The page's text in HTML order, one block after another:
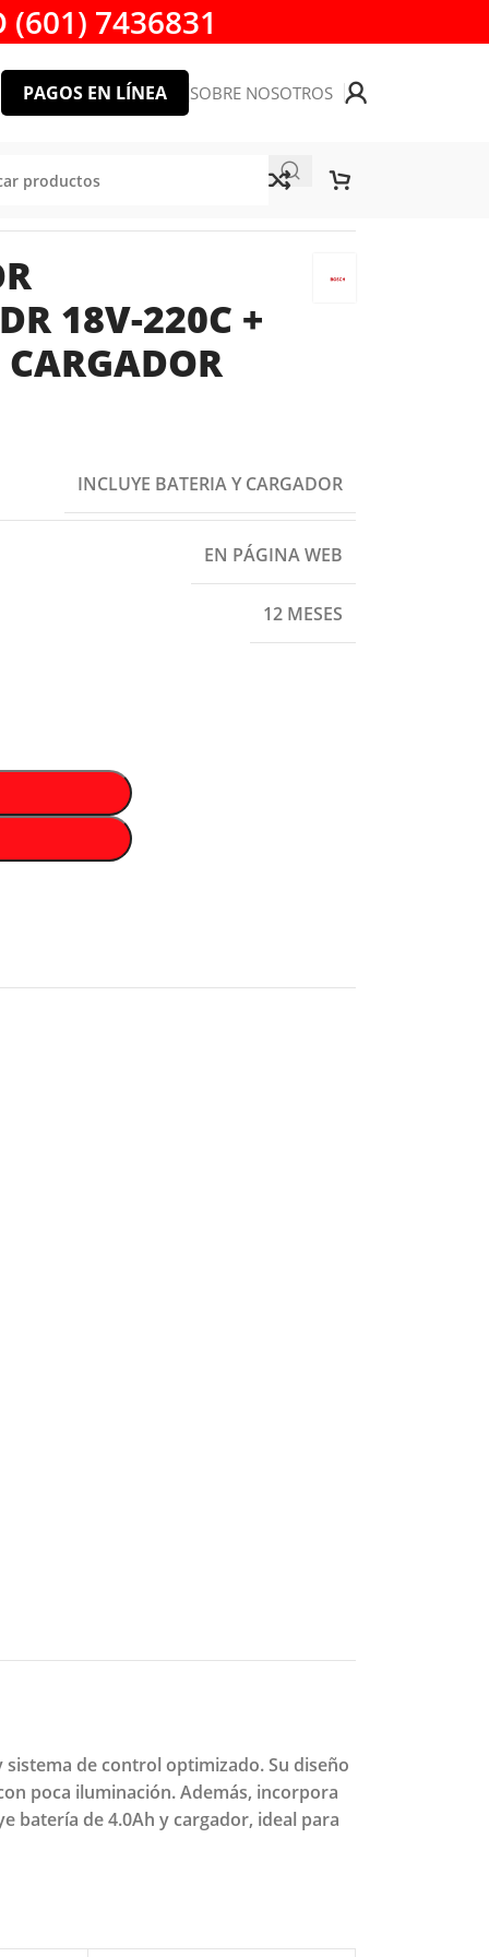
(601) 7436831
PAGOS EN LÍNEA SOBRE NOSOTROS
18V-220C +
INCLUYE BATERIA Y CARGADOR
EN PÁGINA WEB
12 MESES
de control optimizado. Su diseño
poca iluminación. Además, incorpora
batería de 4.0Ah y cargador, ideal para